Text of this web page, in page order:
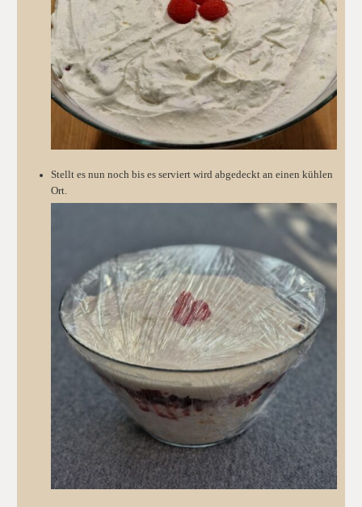
Stellt es nun noch bis es serviert wird abgedeckt an einen kühlen
Ort.